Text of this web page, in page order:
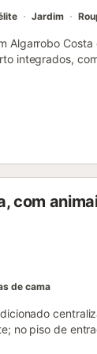
Jardim
Algarrobo
integrados,
velocidade
internacionais,
de praia
infantil
de ténis
são permitidos
são
com
de cama
no piso de